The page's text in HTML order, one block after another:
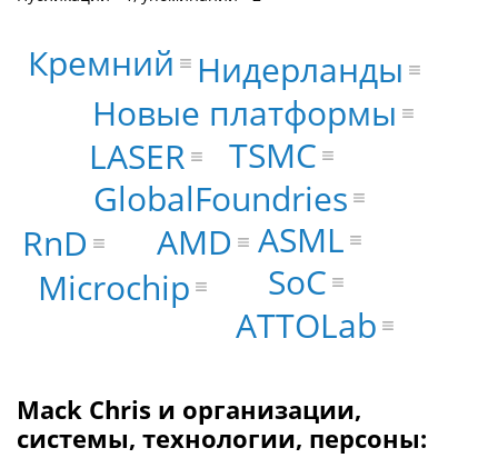
GlobalFoundries
TSMC
AMD
Новые платформы
ASML
Microchip
LASER
SoC
Нидерланды
Кремний
RnD
ATTOLab
Mack Chris и организации,
системы, технологии, персоны: